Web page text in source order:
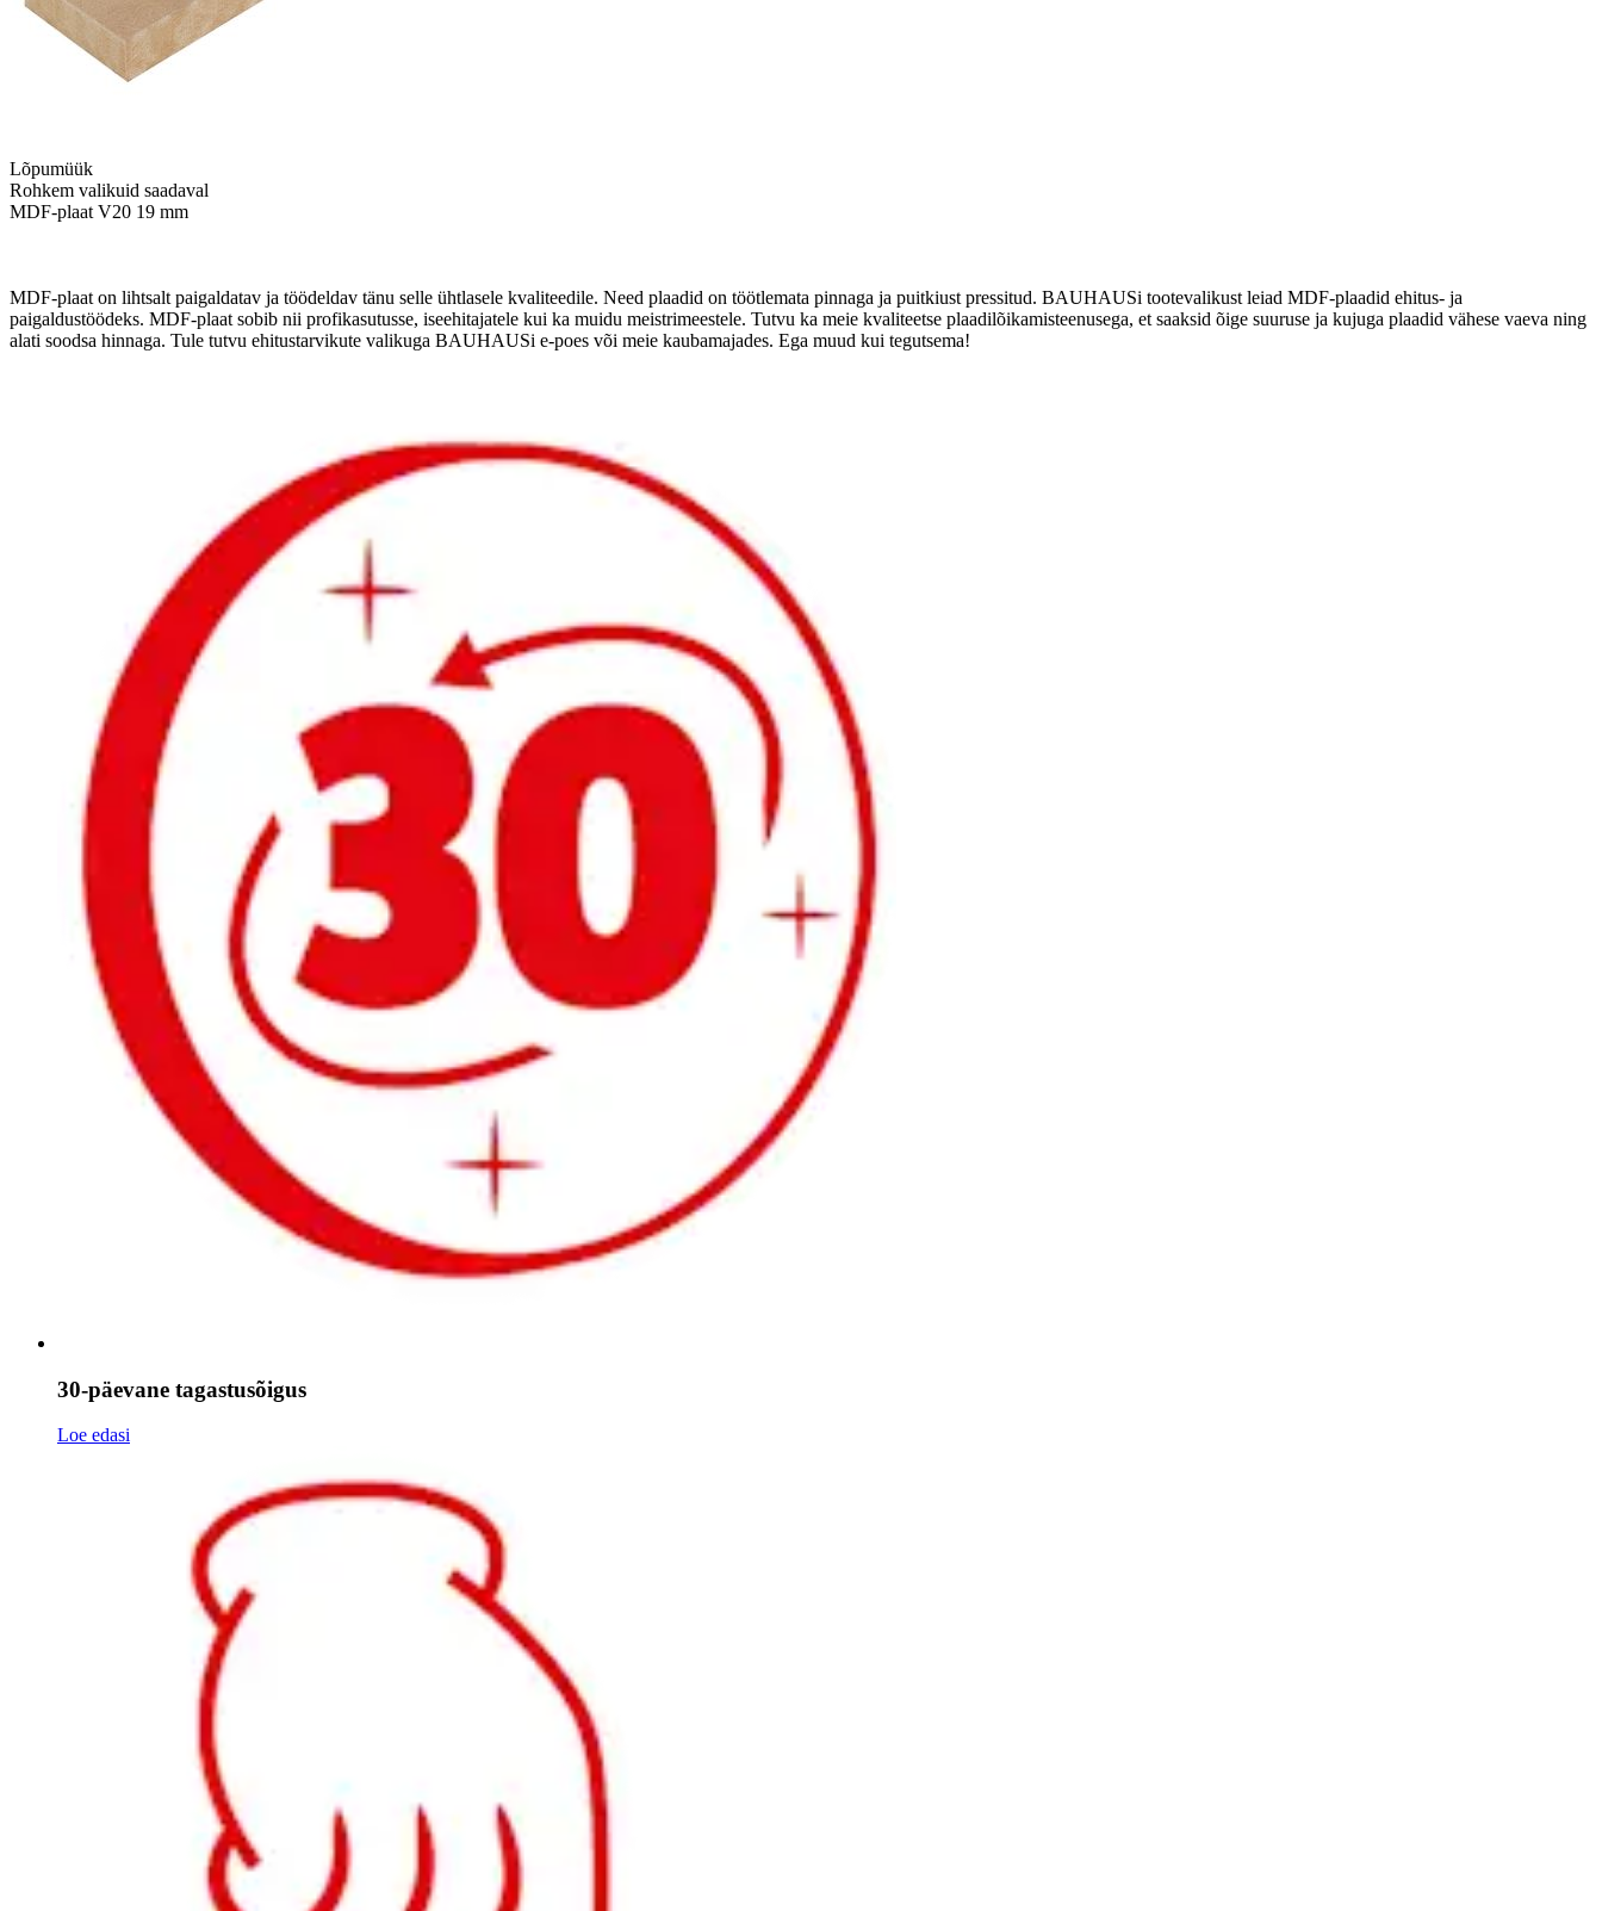
Lõpumüük
Rohkem valikuid saadaval
MDF-plaat V20 19 mm
MDF-plaat on lihtsalt paigaldatav ja töödeldav tänu selle ühtlasele kvaliteedile. Need plaadid on töötlemata pinnaga ja puitkiust pressitud. BAUHAUSi tootevalikust leiad MDF-plaadid ehitus- ja
paigaldustöödeks. MDF-plaat sobib nii profikasutusse, iseehitajatele kui ka muidu meistrimeestele. Tutvu ka meie kvaliteetse plaadilõikamisteenusega, et saaksid õige suuruse ja kujuga plaadid vähese vaeva ning
alati soodsa hinnaga. Tule tutvu ehitustarvikute valikuga BAUHAUSi e-poes või meie kaubamajades. Ega muud kui tegutsema!
30-päevane tagastusõigus
Loe edasi